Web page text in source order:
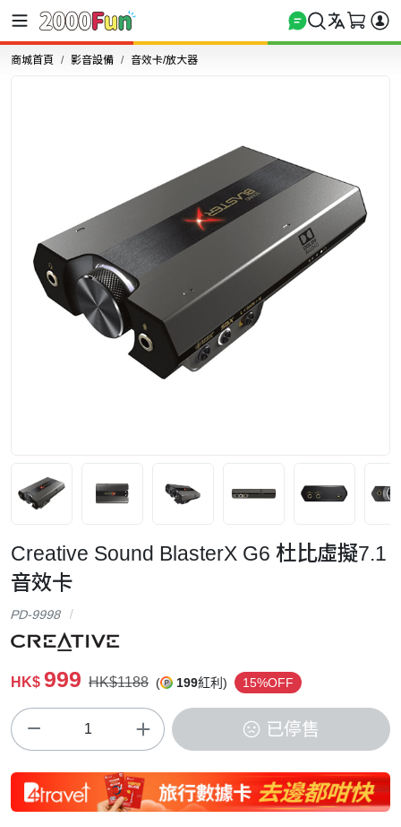
商城首頁 影音設備 音效卡/放大器
Creative Sound BlasterX G6 杜比虛擬7.1
音效卡
PD-9998
HK$ 999 HK$1188 ( 199紅利) 15%OFF
已停售